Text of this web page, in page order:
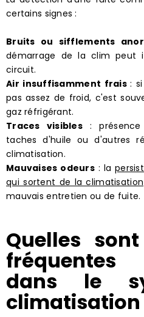
certains signes :
Bruits ou sifflements
démarrage de la clim peut
circuit.
Air insuffisamment frais:
pas assez de froid, c'est
gaz réfrigérant.
Traces visibles: présence
taches d'huile ou d'autres
climatisation.
Mauvaises odeurs: la
qui sortent de la climatisation
mauvais entretien ou de fuite.
Quelles
dans le
climatisation